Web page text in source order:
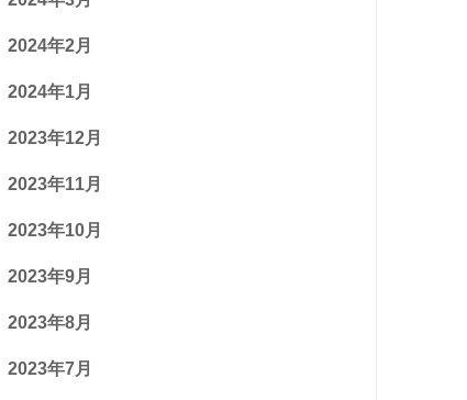
2024年2月
2024年1月
2023年12月
2023年11月
2023年10月
2023年9月
2023年8月
2023年7月